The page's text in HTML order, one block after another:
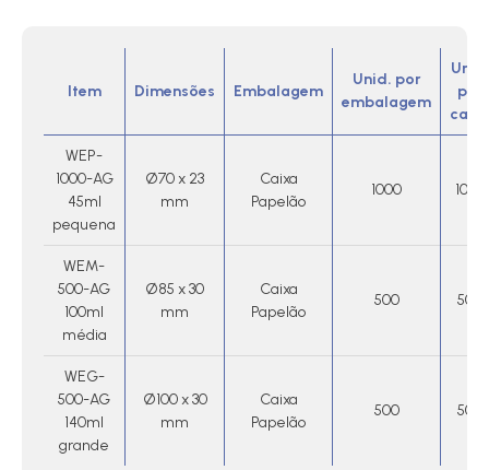
Item Dimensões Embalagem
Unid. por
embalagem
Unid.
por
caixa
WEP-
1000-AG
45ml
pequena
Ø70 x 23
mm
Caixa
Papelão
1000 1000
WEM-
500-AG
100ml
média
Ø85 x 30
mm
Caixa
Papelão
500 500
WEG-
500-AG
140ml
grande
Ø100 x 30
mm
Caixa
Papelão
500 500